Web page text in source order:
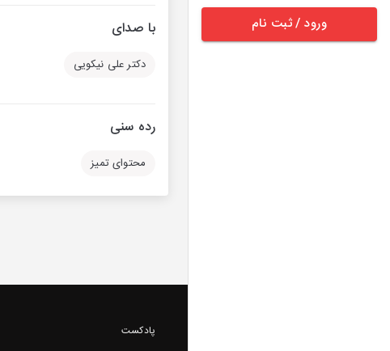
ورود / ثبت نام با صدای
دکتر علی نیکویی
رده سنی
محتوای تمیز
پادکست